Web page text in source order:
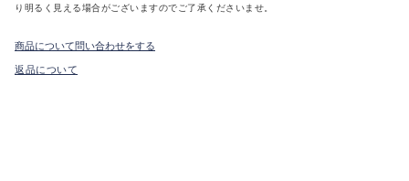
り明るく見える場合がございますのでご了承くださいませ。
商品について問い合わせをする
返品について